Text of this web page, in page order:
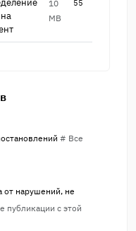
10
MB
55
# Все
от нарушений, не
публикации с этой